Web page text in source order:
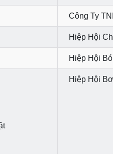
Công Ty
Hiệp Hội
Hiệp Hội
Hiệp Hội